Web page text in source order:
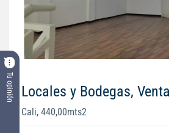
Tu opinión Locales y Bodegas,
Cali, 440,00mts2